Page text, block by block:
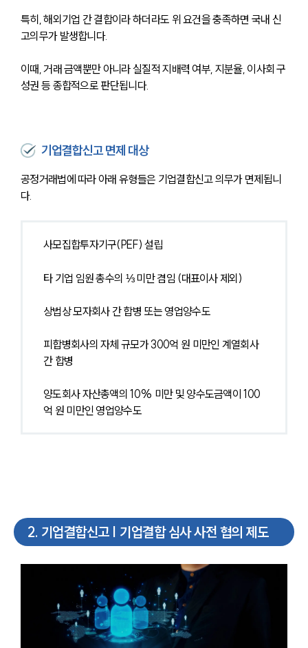
특히, 해외기업 간 결합이라 하더라도 위 요건을 충족하면 국내 신
고의무가 발생합니다.
이때, 거래 금액뿐만 아니라 실질적 지배력 여부, 지분율, 이사회 구
성권 등 종합적으로 판단됩니다.
기업결합신고 면제 대상
공정거래법에 따라 아래 유형들은 기업결합신고 의무가 면제됩니
다.
사모집합투자기구(PEF) 설립
타 기업 임원 총수의 ⅓ 미만 겸임 (대표이사 제외)
상법상 모자회사 간 합병 또는 영업양수도
피합병회사의 자체 규모가 300억 원 미만인 계열회사
간 합병
양도회사 자산총액의 10% 미만 및 양수도금액이 100
억 원 미만인 영업양수도
2. 기업결합신고 | 기업결합 심사 사전 협의 제도